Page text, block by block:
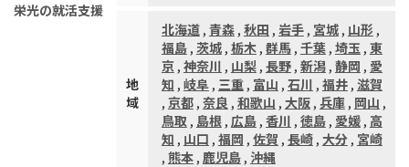
栄光の就活支援
地
域
北海道, 青森, 秋田 , 岩手, 宮城, 山形 ,
福島, 茨城, 栃木, 群馬, 千葉, 埼玉 , 東
京 , 神奈川 , 山梨, 長野, 新潟, 静岡 , 愛
知 , 岐阜, 三重, 富山 , 石川 , 福井, 滋賀
, 京都, 奈良 , 和歌山 , 大阪, 兵庫, 岡山 ,
鳥取 , 島根, 広島, 香川 , 徳島, 愛媛, 高
知 , 山口 , 福岡 , 佐賀 , 長崎, 大分, 宮崎
, 熊本, 鹿児島, 沖縄